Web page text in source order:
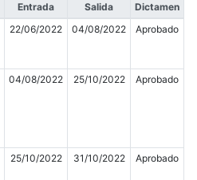
Entrada
Salida
Dictamen
22/06/2022 04/08/2022 Aprobado
04/08/2022 25/10/2022 Aprobado
25/10/2022 31/10/2022 Aprobado